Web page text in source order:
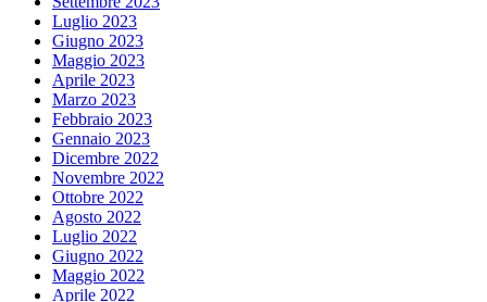
Luglio 2023
Giugno 2023
Maggio 2023
Aprile 2023
Marzo 2023
Febbraio 2023
Gennaio 2023
Dicembre 2022
Novembre 2022
Ottobre 2022
Agosto 2022
Luglio 2022
Giugno 2022
Maggio 2022
Aprile 2022